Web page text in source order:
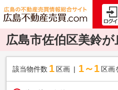
広島市佐伯区美鈴
該当物件数 1 区画 1～1 区画